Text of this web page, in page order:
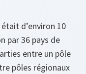
d’environ 10
par 36 pays de
entre un pôle
pôles régionaux